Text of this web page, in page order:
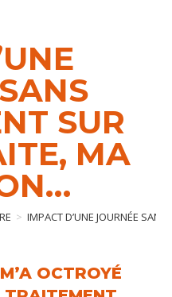
SUR
MA
> IMPACT D’UNE JOURNÉE
OCTROYÉ